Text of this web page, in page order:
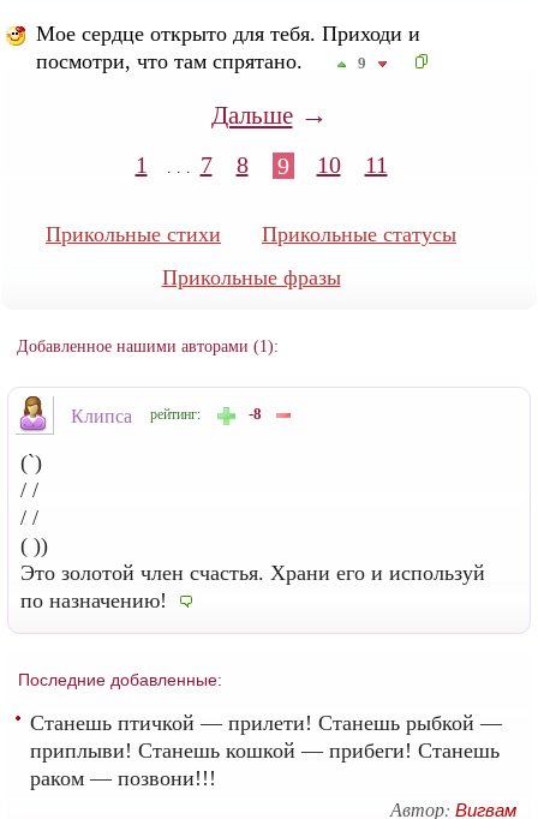
Мое сердце открыто для тебя. Приходи и
посмотри, что там спрятано.
9
Дальше→
1 . . . 7 8 9 10 11
Прикольные стихи
Прикольные статусы
Прикольные фразы
Добавленное нашими авторами (1):
Клипса рейтинг: -8
(`)
/ /
/ /
( ))
Это золотой член счастья. Храни его и используй
по назначению!
Последние добавленные:
Станешь птичкой — прилети! Станешь рыбкой —
приплыви! Станешь кошкой — прибеги! Станешь
раком — позвони!!!
Автор: Вигвам